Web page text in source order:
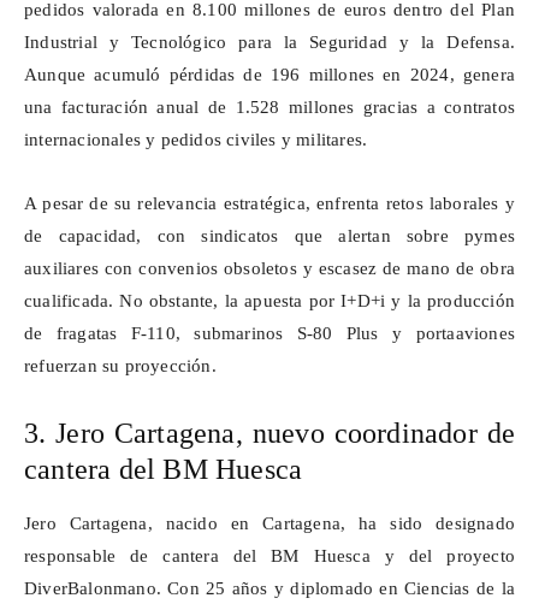
pedidos valorada en 8.100 millones de euros dentro del Plan
Industrial y Tecnológico para la Seguridad y la Defensa.
Aunque acumuló pérdidas de 196 millones en 2024, genera
una facturación anual de 1.528 millones gracias a contratos
internacionales y pedidos civiles y militares.
A pesar de su relevancia estratégica, enfrenta retos laborales y
de capacidad, con sindicatos que alertan sobre pymes
auxiliares con convenios obsoletos y escasez de mano de obra
cualificada. No obstante, la apuesta por I+D+i y la producción
de fragatas F‑110, submarinos S‑80 Plus y portaaviones
refuerzan su proyección.
3. Jero Cartagena, nuevo coordinador de
cantera del BM Huesca
Jero Cartagena, nacido en Cartagena, ha sido designado
responsable de cantera del BM Huesca y del proyecto
DiverBalonmano. Con 25 años y diplomado en Ciencias de la